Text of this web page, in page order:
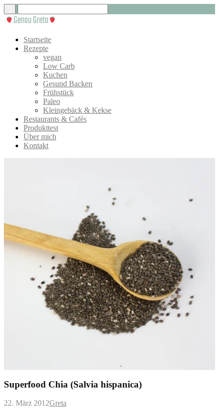
Startseite
Rezepte
vegan
Low Carb
Kuchen
Gesund Backen
Frühstück
Paleo
Kleingebäck & Kekse
Restaurants & Cafés
Produkttest
Über mich
Kontakt
Superfood Chia (Salvia hispanica)
22. März 2012Greta